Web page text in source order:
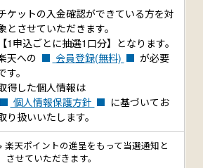
ケットの入金確認ができている方を対
とさせていただきます。
【1申込ごとに抽選1口分】となります。
天への
会員登録(無料)
が必要
す。
得した個人情報は
個人情報保護方針
に基づいてお
り扱いいたします。
楽天ポイントの進呈をもって当選通知と
させていただきます。